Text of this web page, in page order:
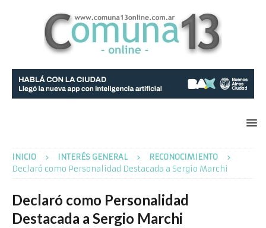
INICIO INTERÉS GENERAL
RECONOCIMIENTO
Declaró como Personalidad Destacada a Sergio Marchi
Declaró como Personalidad
Destacada a Sergio Marchi